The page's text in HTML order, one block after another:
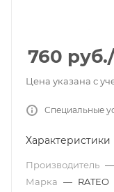
760 руб.
Цена указана с
Специальные
Характеристики
Производитель —
Марка — RATEO